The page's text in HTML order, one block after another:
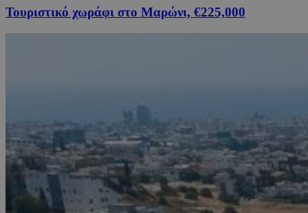
Τουριστικό χωράφι στο Μαρώνι, €225,000